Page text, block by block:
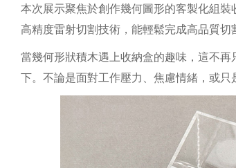
本次展示聚焦於創作幾何圖形的客製化組
高精度雷射切割技術，能輕鬆完成高品質切
當幾何形狀積木遇上收納盒的趣味，這不
下。不論是面對工作壓力、焦慮情緒，或只